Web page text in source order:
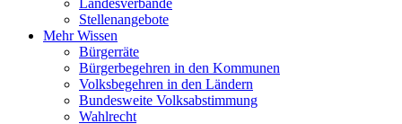
Stellenangebote
Mehr Wissen
Bürgerräte
Bürgerbegehren in den Kommunen
Volksbegehren in den Ländern
Bundesweite Volksabstimmung
Wahlrecht